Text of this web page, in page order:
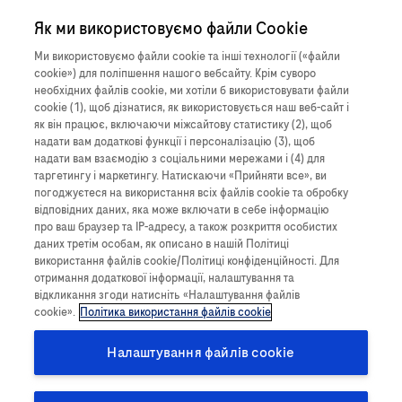
МЕДИЧНА Інформація
Повідомити про можливу побічну реакцію
Коли пацієнт відчуває
щось несподіване,
шкідливе або негативне
під час прийому
лікарського засобу Рош,
це називається побічною
реакцією (іноді також
відомо як небажана
реакція на лікарський
засіб).
Характеристика продукту
Побічна реакція на лікарський засіб (ПР), також відома як
побічна дія, — це небажана та ненавмисна реакція пацієнта
після прийому лікарського засобу, яка може бути
спричинена або не викликана лікуванням цим продуктом.
Сюди входять усі події, що призводять до заподіяння шкоди
або ненавмисної та небажаної реакції пацієнта, користувача
чи іншої особи в результаті використання медичного
пристрою. Інформація, яку ви надаєте, допомагає
забезпечити безпеку наших продуктів і наших пацієнтів.
Як ми використовуємо файли Cookie
Ми використовуємо файли cookie та інші технології («файли
cookie») для поліпшення нашого вебсайту. Крім суворо
необхідних файлів cookie, ми хотіли б використовувати файли
cookie (1), щоб дізнатися, як використовується наш веб-сайт і
як він працює, включаючи міжсайтову статистику (2), щоб
надати вам додаткові функції і персоналізацію (3), щоб
надати вам взаємодію з соціальними мережами і (4) для
таргетингу і маркетингу. Натискаючи «Прийняти все», ви
погоджуєтеся на використання всіх файлів cookie та обробку
відповідних даних, яка може включати в себе інформацію
про ваш браузер та IP-адресу, а також розкриття особистих
даних третім особам, як описано в нашій Політиці
використання файлів cookie/Політиці конфіденційності. Для
отримання додаткової інформації, налаштування та
відкликання згоди натисніть «Налаштування файлів
cookie». Політика використання файлів cookie
Налаштування файлів cookie